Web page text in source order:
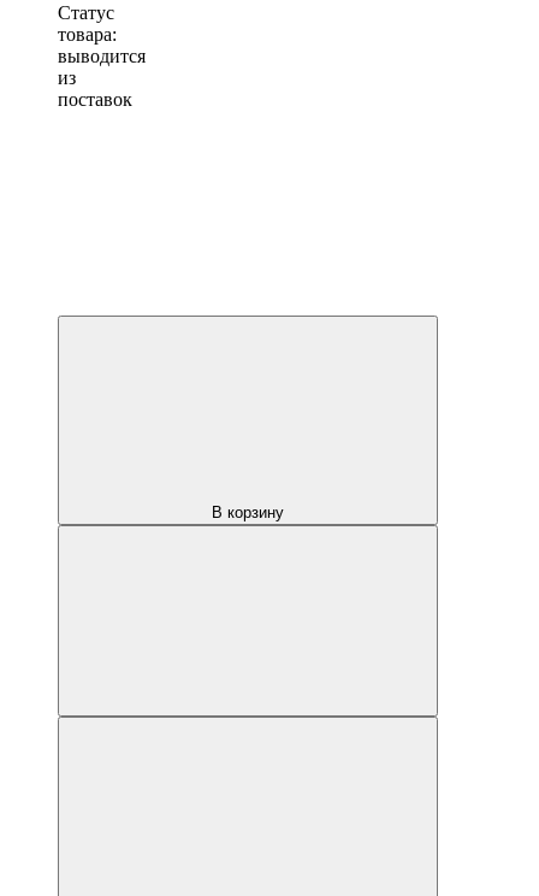
Статус
товара:
выводится
из
поставок
В корзину